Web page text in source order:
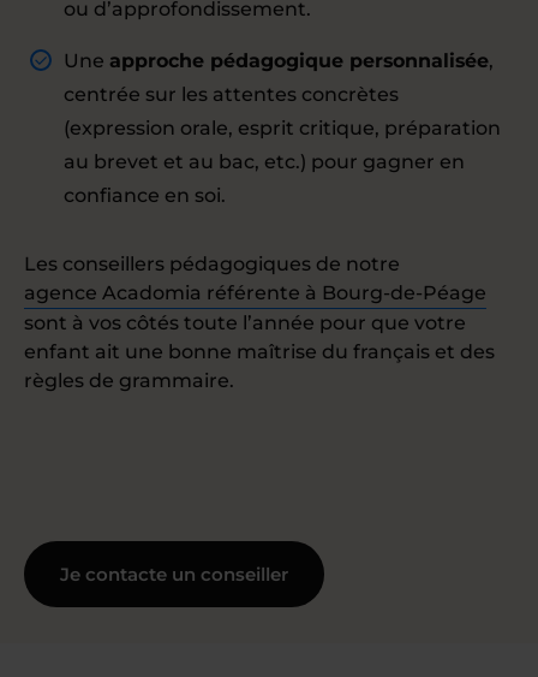
ou d’approfondissement.
Une approche pédagogique personnalisée,
centrée sur les attentes concrètes
(expression orale, esprit critique, préparation
au brevet et au bac, etc.) pour gagner en
confiance en soi.
Les conseillers pédagogiques de notre
agence Acadomia référente à Bourg-de-Péage
sont à vos côtés toute l’année pour que votre
enfant ait une bonne maîtrise du français et des
règles de grammaire.
Je contacte un conseiller